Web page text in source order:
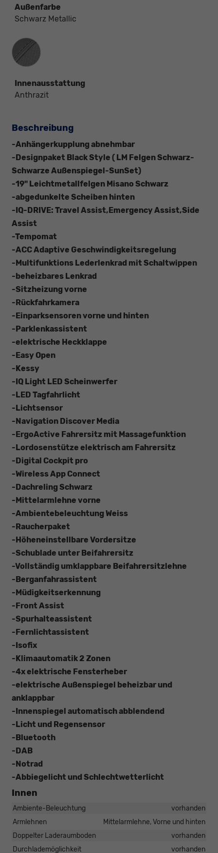
Außenfarbe
Schwarz Metallic
Innenausstattung
Innenausstattung
Anthrazit
Beschreibung
-Anhängerkupplung abnehmbar
-Designpaket Black Style ( LM Felgen Schwarz-
Schwarze Außenspiegel-SunSet)
-19" Leichtmetallfelgen Misano Schwarz
-abgedunkelte Scheiben hinten
-IQ-DRIVE: Travel Assist,Emergency Assist,Side
Assist
-Tempomat
-ACC Adaptive Geschwindigkeitsregelung
-Multifunktions Lederlenkrad mit Schaltwippen
-beheizbares Lenkrad
-Sitzheizung vorne
-Rückfahrkamera
-Einparksensoren vorne und hinten
-Parklenkassistent
-elektrische Heckklappe
-Easy Open
-Kessy
-IQ Light LED Scheinwerfer
-LED Tagfahrlicht
-Lichtsensor
-Navigation Discover Media
-ErgoActive Fahrersitz mit Massagefunktion
-Lordosenstütze elektrisch am Fahrersitz
-Digital Cockpit pro
-Wireless App Connect
-Dachreling Schwarz
-Mittelarmlehne vorne
-Ambientebeleuchtung Weiss
-Raucherpaket
-Höheneinstellbare Vordersitze
-Schublade unter Beifahrersitz
-Vollständig umklappbare Beifahrersitzlehne
-Berganfahrassistent
-Müdigkeitserkennung
-Front Assist
-Spurhalteassistent
-Fernlichtassistent
-Isofix
-Klimaautomatik 2 Zonen
-4x elektrische Fensterheber
-elektrische Außenspiegel beheizbar und
anklappbar
-Innenspiegel automatisch abblendend
-Licht und Regensensor
-Bluetooth
-DAB
-Notrad
-Abbiegelicht und Schlechtwetterlicht
Innen
Ambiente-Beleuchtung
vorhanden
Armlehnen
Mittelarmlehne, Vorne und hinten
Doppelter Laderaumboden
vorhanden
Durchlademöglichkeit
vorhanden